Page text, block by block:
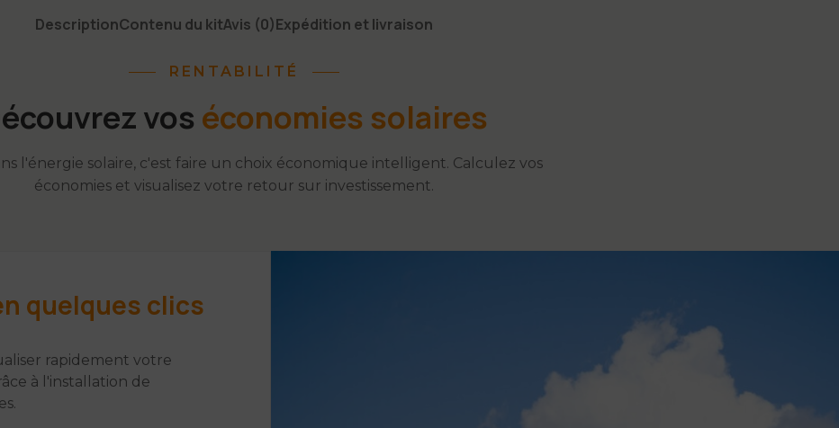
DescriptionContenu du kitAvis (0)Expédition et livraison
RENTABILITÉ
vos économies solaires
l'énergie solaire, c'est faire un choix économique intelligent. Calculez vos
économies et visualisez votre retour sur investissement.
quelques clics
rapidement votre
à l'installation de